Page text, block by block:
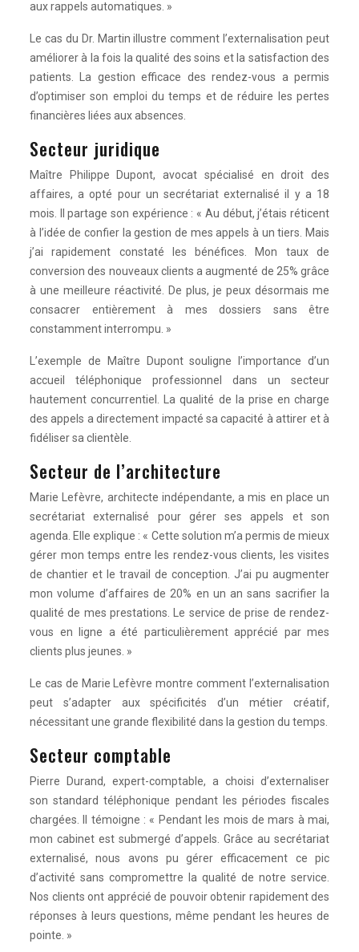
aux rappels automatiques. »
Le cas du Dr. Martin illustre comment l’externalisation peut
améliorer à la fois la qualité des soins et la satisfaction des
patients. La gestion efficace des rendez-vous a permis
d’optimiser son emploi du temps et de réduire les pertes
financières liées aux absences.
Secteur juridique
Maître Philippe Dupont, avocat spécialisé en droit des
affaires, a opté pour un secrétariat externalisé il y a 18
mois. Il partage son expérience : « Au début, j’étais réticent
à l’idée de confier la gestion de mes appels à un tiers. Mais
j’ai rapidement constaté les bénéfices. Mon taux de
conversion des nouveaux clients a augmenté de 25% grâce
à une meilleure réactivité. De plus, je peux désormais me
consacrer entièrement à mes dossiers sans être
constamment interrompu. »
L’exemple de Maître Dupont souligne l’importance d’un
accueil téléphonique professionnel dans un secteur
hautement concurrentiel. La qualité de la prise en charge
des appels a directement impacté sa capacité à attirer et à
fidéliser sa clientèle.
Secteur de l’architecture
Marie Lefèvre, architecte indépendante, a mis en place un
secrétariat externalisé pour gérer ses appels et son
agenda. Elle explique : « Cette solution m’a permis de mieux
gérer mon temps entre les rendez-vous clients, les visites
de chantier et le travail de conception. J’ai pu augmenter
mon volume d’affaires de 20% en un an sans sacrifier la
qualité de mes prestations. Le service de prise de rendez-
vous en ligne a été particulièrement apprécié par mes
clients plus jeunes. »
Le cas de Marie Lefèvre montre comment l’externalisation
peut s’adapter aux spécificités d’un métier créatif,
nécessitant une grande flexibilité dans la gestion du temps.
Secteur comptable
Pierre Durand, expert-comptable, a choisi d’externaliser
son standard téléphonique pendant les périodes fiscales
chargées. Il témoigne : « Pendant les mois de mars à mai,
mon cabinet est submergé d’appels. Grâce au secrétariat
externalisé, nous avons pu gérer efficacement ce pic
d’activité sans compromettre la qualité de notre service.
Nos clients ont apprécié de pouvoir obtenir rapidement des
réponses à leurs questions, même pendant les heures de
pointe. »